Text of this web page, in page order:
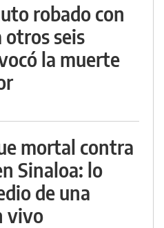
robado con
otros seis
la muerte
mortal contra
Sinaloa: lo
de una
vivo